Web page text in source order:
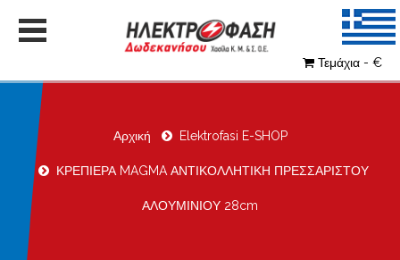
Τεμάχια - €
Αρχική Elektrofasi E-SHOP
ΚΡΕΠΙΕΡΑ MAGMA ΑΝΤΙΚΟΛΛΗΤΙΚΗ ΠΡΕΣΣΑΡΙΣΤΟΥ
ΑΛΟΥΜΙΝΙΟΥ 28cm